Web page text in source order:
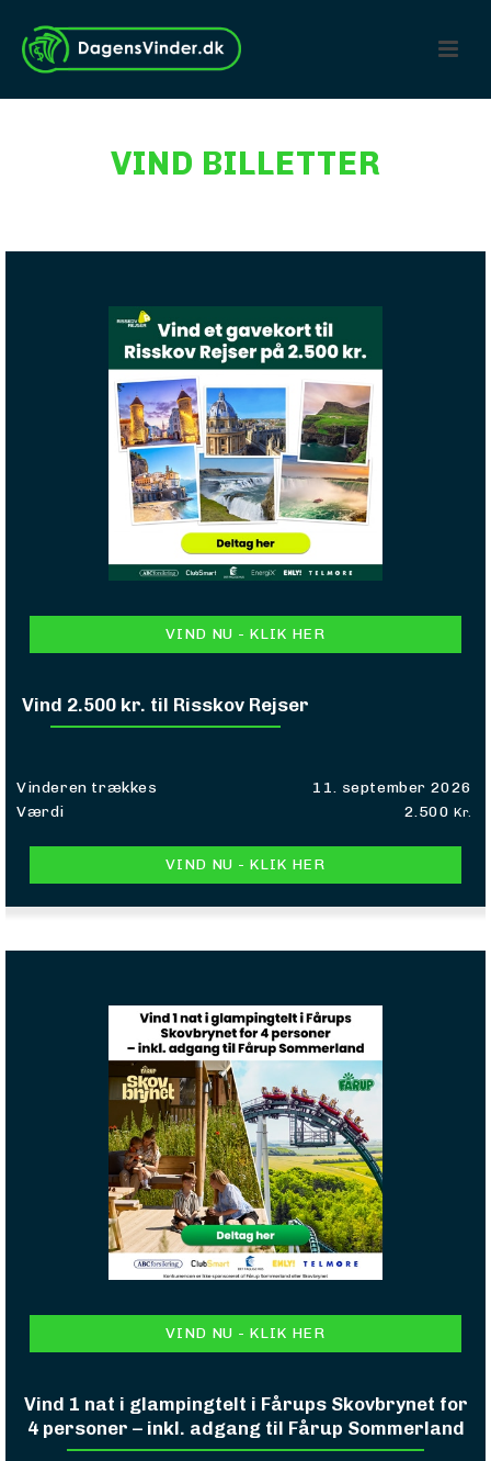
VIND BILLETTER
VIND NU - KLIK HER
Vind 2.500 kr. til Risskov Rejser
Vinderen trækkes
11. september 2026
Værdi
2.500 Kr.
VIND NU - KLIK HER
VIND NU - KLIK HER
Vind 1 nat i glampingtelt i Fårups Skovbrynet for
4 personer – inkl. adgang til Fårup Sommerland